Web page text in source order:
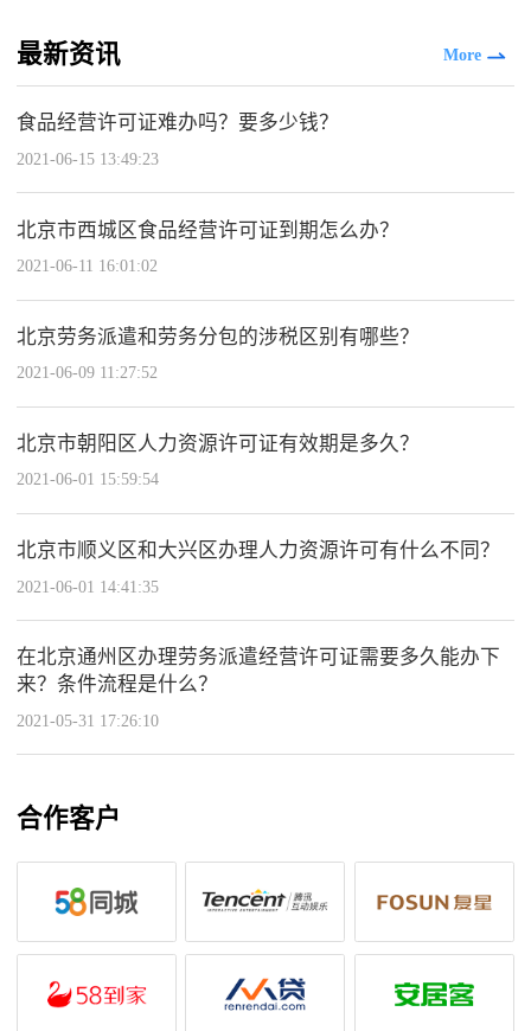
最新资讯 More
食品经营许可证难办吗？要多少钱？
2021-06-15 13:49:23
北京市西城区食品经营许可证到期怎么办？
2021-06-11 16:01:02
北京劳务派遣和劳务分包的涉税区别有哪些？
2021-06-09 11:27:52
北京市朝阳区人力资源许可证有效期是多久？
2021-06-01 15:59:54
北京市顺义区和大兴区办理人力资源许可有什么不同？
2021-06-01 14:41:35
在北京通州区办理劳务派遣经营许可证需要多久能办下
来？条件流程是什么？
2021-05-31 17:26:10
合作客户